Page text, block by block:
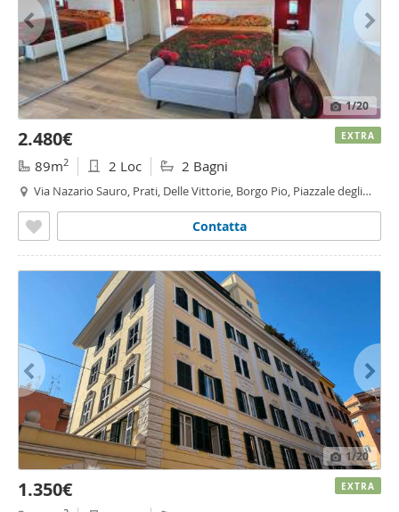
1/20
2.480€
89m2 2 Loc 2 Bagni
Via Nazario Sauro, Prati, Delle Vittorie, Borgo Pio, Piazzale degli
Contatta
EXTRA
1/20
1.350€ EXTRA